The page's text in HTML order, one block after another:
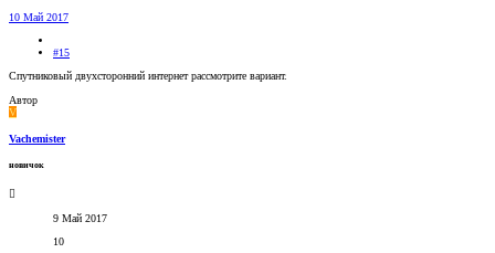
10 Май 2017
#15
Спутниковый двухсторонний интернет рассмотрите вариант.
Автор
V
Vachemister
новичок
9 Май 2017
10